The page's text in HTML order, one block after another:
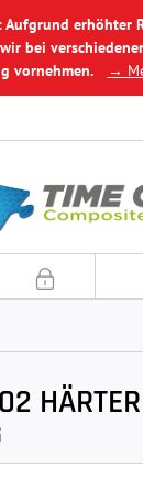
erhöhter
bei
vornehmen.
→